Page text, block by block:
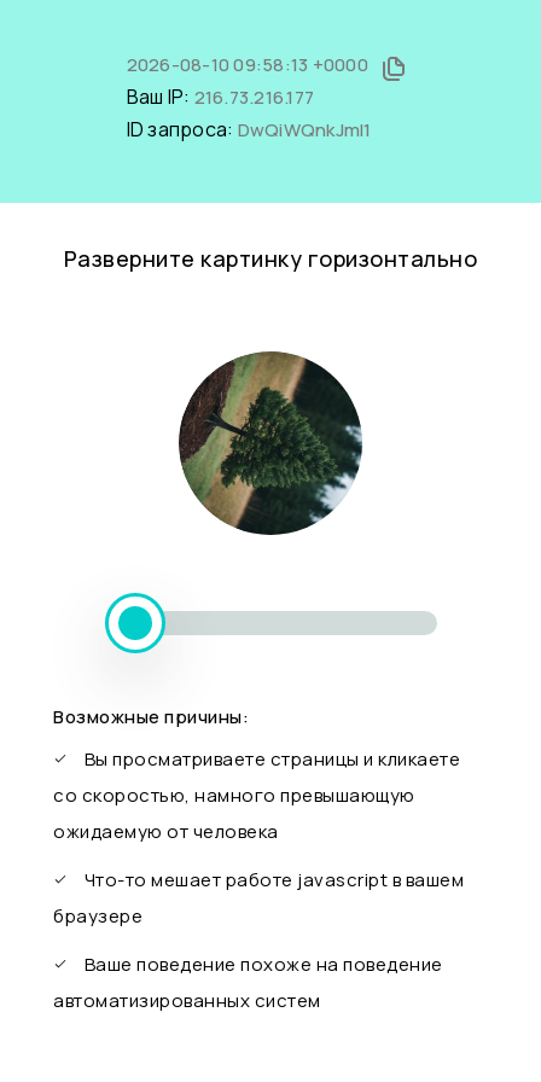
2026-08-10 09:58:13 +0000
Ваш IP: 216.73.216.177
ID запроса: DwQiWQnkJmI1
Разверните картинку горизонтально
Возможные причины:
Вы просматриваете страницы и кликаете
со скоростью, намного превышающую
ожидаемую от человека
Что-то мешает работе javascript в вашем
браузере
Ваше поведение похоже на поведение
автоматизированных систем